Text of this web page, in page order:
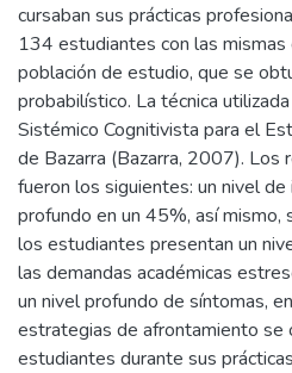
cursaban sus prácticas
134 estudiantes con las mismas
población de estudio, que se
probabilístico. La técnica
Sistémico Cognitivista para el
de Bazarra (Bazarra, 2007). Los
fueron los siguientes: un nivel
profundo en un 45%, así
los estudiantes presentan un
las demandas académicas
un nivel profundo de síntomas,
estrategias de afrontamiento
estudiantes durante sus